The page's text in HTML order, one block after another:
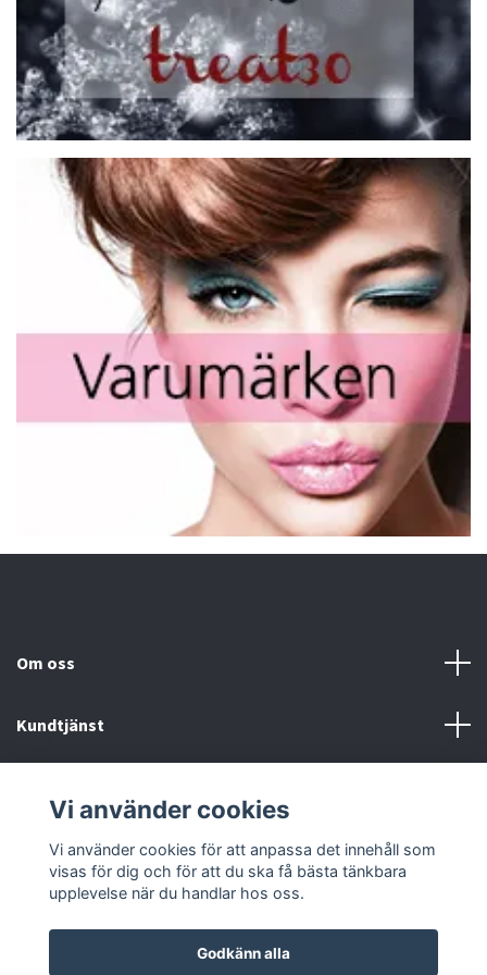
Om oss
Kundtjänst
Sociala medier
Vi använder cookies
Vi använder cookies för att anpassa det innehåll som
visas för dig och för att du ska få bästa tänkbara
upplevelse när du handlar hos oss.
Godkänn alla